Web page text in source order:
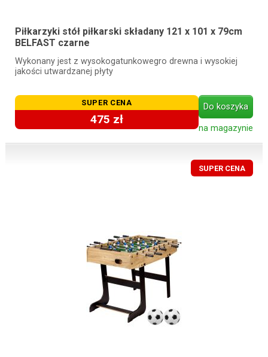
Piłkarzyki stół piłkarski składany 121 x 101 x 79cm
BELFAST czarne
Wykonany jest z wysokogatunkowegro drewna i wysokiej
jakości utwardzanej płyty
SUPER CENA
475 zł
Do koszyka
na magazynie
SUPER CENA